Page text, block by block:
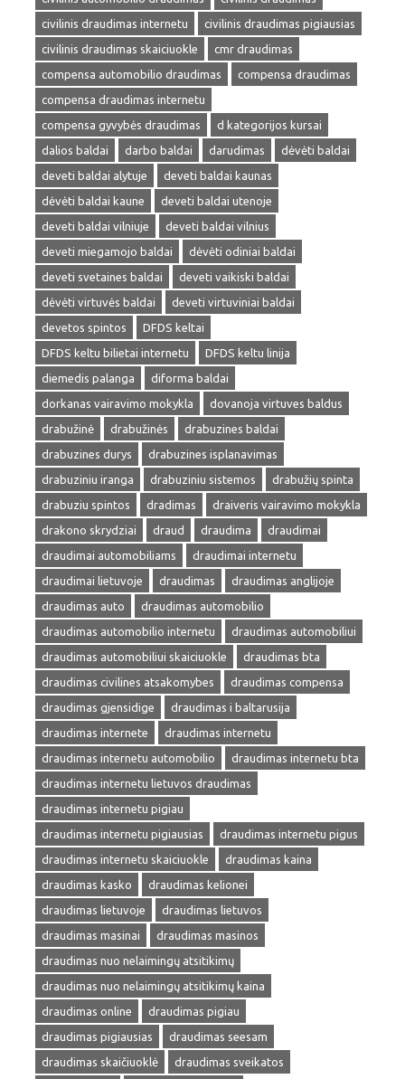
civilinis draudimas internetu
civilinis draudimas pigiausias
civilinis draudimas skaiciuokle
cmr draudimas
compensa automobilio draudimas
compensa draudimas
compensa draudimas internetu
compensa gyvybės draudimas
d kategorijos kursai
dalios baldai
darbo baldai darudimas
dėvėti baldai
deveti baldai alytuje
deveti baldai kaunas
dėvėti baldai kaune
deveti baldai utenoje
deveti baldai vilniuje
deveti baldai vilnius
deveti miegamojo baldai
dėvėti odiniai baldai
deveti svetaines baldai
deveti vaikiski baldai
dėvėti virtuvės baldai
deveti virtuviniai baldai
devetos spintos
DFDS keltai
DFDS keltu bilietai internetu
DFDS keltu linija
diemedis palanga
diforma baldai
dorkanas vairavimo mokykla
dovanoja virtuves baldus
drabužinė
drabužinės
drabuzines baldai
drabuzines durys
drabuzines isplanavimas
drabuziniu iranga
drabuziniu sistemos
drabužių spinta
drabuziu spintos
dradimas
draiveris vairavimo mokykla
drakono skrydziai
draud draudima
draudimai
draudimai automobiliams
draudimai internetu
draudimai lietuvoje
draudimas
draudimas anglijoje
draudimas auto
draudimas automobilio
draudimas automobilio internetu
draudimas automobiliui
draudimas automobiliui skaiciuokle
draudimas bta
draudimas civilines atsakomybes
draudimas compensa
draudimas gjensidige
draudimas i baltarusija
draudimas internete
draudimas internetu
draudimas internetu automobilio
draudimas internetu bta
draudimas internetu lietuvos draudimas
draudimas internetu pigiau
draudimas internetu pigiausias
draudimas internetu pigus
draudimas internetu skaiciuokle
draudimas kaina
draudimas kasko
draudimas kelionei
draudimas lietuvoje
draudimas lietuvos
draudimas masinai
draudimas masinos
draudimas nuo nelaimingų atsitikimų
draudimas nuo nelaimingų atsitikimų kaina
draudimas online
draudimas pigiau
draudimas pigiausias
draudimas seesam
draudimas skaičiuoklė
draudimas sveikatos